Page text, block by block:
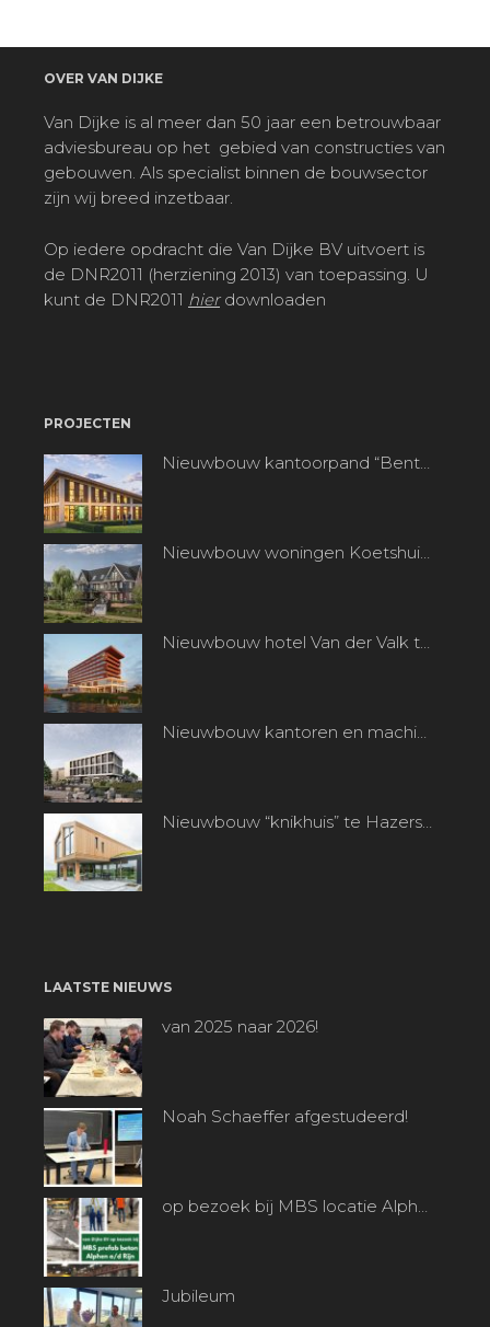
OVER VAN DIJKE
Van Dijke is al meer dan 50 jaar een betrouwbaar
adviesbureau op het gebied van constructies van
gebouwen. Als specialist binnen de bouwsector
zijn wij breed inzetbaar.
Op iedere opdracht die Van Dijke BV uitvoert is
de DNR2011 (herziening 2013) van toepassing. U
kunt de DNR2011 hierdownloaden
PROJECTEN
Nieuwbouw kantoorpand “Bentpoort” te Benthuizen
Nieuwbouw woningen Koetshuisplantsoen te Nieuwkoop
Nieuwbouw hotel Van der Valk te Alphen aan den Rijn
LAATSTE NIEUWS
van 2025 naar 2026!
Noah Schaeffer afgestudeerd!
op bezoek bij MBS locatie Alphen a/d Rijn
Jubileum